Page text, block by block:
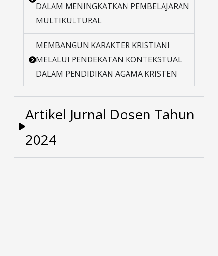
DALAM MENINGKATKAN PEMBELAJARAN
MULTIKULTURAL
MEMBANGUN KARAKTER KRISTIANI
MELALUI PENDEKATAN KONTEKSTUAL
DALAM PENDIDIKAN AGAMA KRISTEN
Artikel Jurnal Dosen Tahun
2024